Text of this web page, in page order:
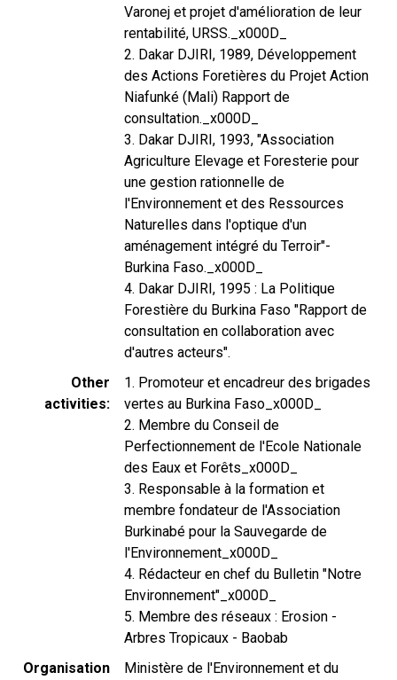
Varonej et projet d'amélioration de leur
rentabilité, URSS._x000D_
2. Dakar DJIRI, 1989, Développement
des Actions Foretières du Projet Action
Niafunké (Mali) Rapport de
consultation._x000D_
3. Dakar DJIRI, 1993, "Association
Agriculture Elevage et Foresterie pour
une gestion rationnelle de
l'Environnement et des Ressources
Naturelles dans l'optique d'un
aménagement intégré du Terroir"-
Burkina Faso._x000D_
4. Dakar DJIRI, 1995 : La Politique
Forestière du Burkina Faso "Rapport de
consultation en collaboration avec
d'autres acteurs".
Other
activities
1. Promoteur et encadreur des brigades
vertes au Burkina Faso_x000D_
2. Membre du Conseil de
Perfectionnement de l'Ecole Nationale
des Eaux et Forêts_x000D_
3. Responsable à la formation et
membre fondateur de l'Association
Burkinabé pour la Sauvegarde de
l'Environnement_x000D_
4. Rédacteur en chef du Bulletin "Notre
Environnement"_x000D_
5. Membre des réseaux : Erosion -
Arbres Tropicaux - Baobab
Organisation
Ministère de l'Environnement et du